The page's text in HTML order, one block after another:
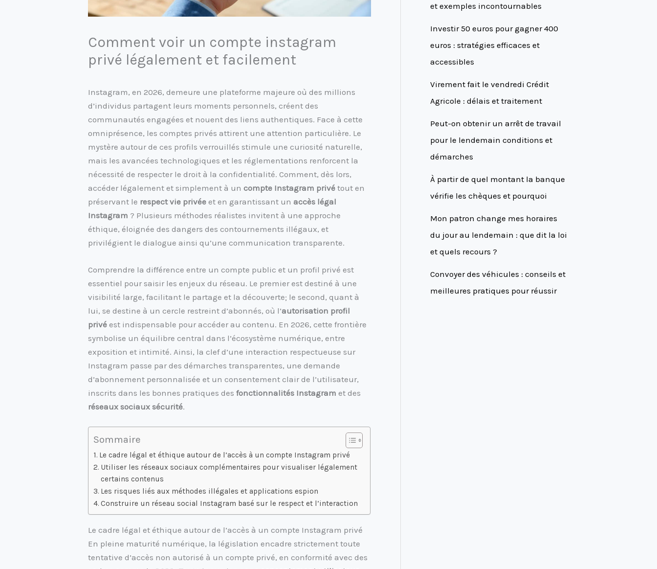
Comment voir un compte instagram
privé légalement et facilement
Instagram, en 2026, demeure une plateforme majeure où des millions
d’individus partagent leurs moments personnels, créent des
communautés engagées et nouent des liens authentiques. Face à cette
omniprésence, les comptes privés attirent une attention particulière. Le
mystère autour de ces profils verrouillés stimule une curiosité naturelle,
mais les avancées technologiques et les réglementations renforcent la
nécessité de respecter le droit à la confidentialité. Comment, dès lors,
accéder légalement et simplement à un compte Instagram privé tout en
préservant le respect vie privée et en garantissant un accès légal
Instagram ? Plusieurs méthodes réalistes invitent à une approche
éthique, éloignée des dangers des contournements illégaux, et
privilégient le dialogue ainsi qu’une communication transparente.
Comprendre la différence entre un compte public et un profil privé est
essentiel pour saisir les enjeux du réseau. Le premier est destiné à une
visibilité large, facilitant le partage et la découverte; le second, quant à
lui, se destine à un cercle restreint d’abonnés, où l’autorisation profil
privé est indispensable pour accéder au contenu. En 2026, cette frontière
symbolise un équilibre central dans l’écosystème numérique, entre
exposition et intimité. Ainsi, la clef d’une interaction respectueuse sur
Instagram passe par des démarches transparentes, une demande
d’abonnement personnalisée et un consentement clair de l’utilisateur,
inscrits dans les bonnes pratiques des fonctionnalités Instagram et des
réseaux sociaux sécurité.
Sommaire
Le cadre légal et éthique autour de l’accès à un compte Instagram privé
Utiliser les réseaux sociaux complémentaires pour visualiser légalement
certains contenus
Les risques liés aux méthodes illégales et applications espion
Construire un réseau social Instagram basé sur le respect et l’interaction
Le cadre légal et éthique autour de l’accès à un compte Instagram privé
En pleine maturité numérique, la législation encadre strictement toute
tentative d’accès non autorisé à un compte privé, en conformité avec des
et exemples incontournables
Investir 50 euros pour gagner 400
euros : stratégies efficaces et
accessibles
Virement fait le vendredi Crédit
Agricole : délais et traitement
Peut-on obtenir un arrêt de travail
pour le lendemain conditions et
démarches
À partir de quel montant la banque
vérifie les chèques et pourquoi
Mon patron change mes horaires
du jour au lendemain : que dit la loi
et quels recours ?
Convoyer des véhicules : conseils et
meilleures pratiques pour réussir